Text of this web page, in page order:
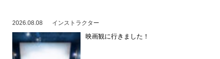
2026.08.08 インストラクター
映画観に行きました！